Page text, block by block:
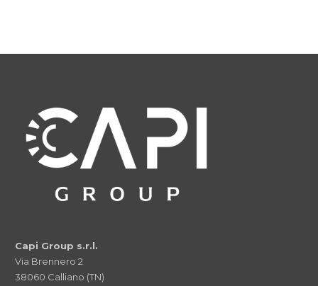
Capi Group s.r.l.
Via Brennero 2
38060 Calliano (TN)